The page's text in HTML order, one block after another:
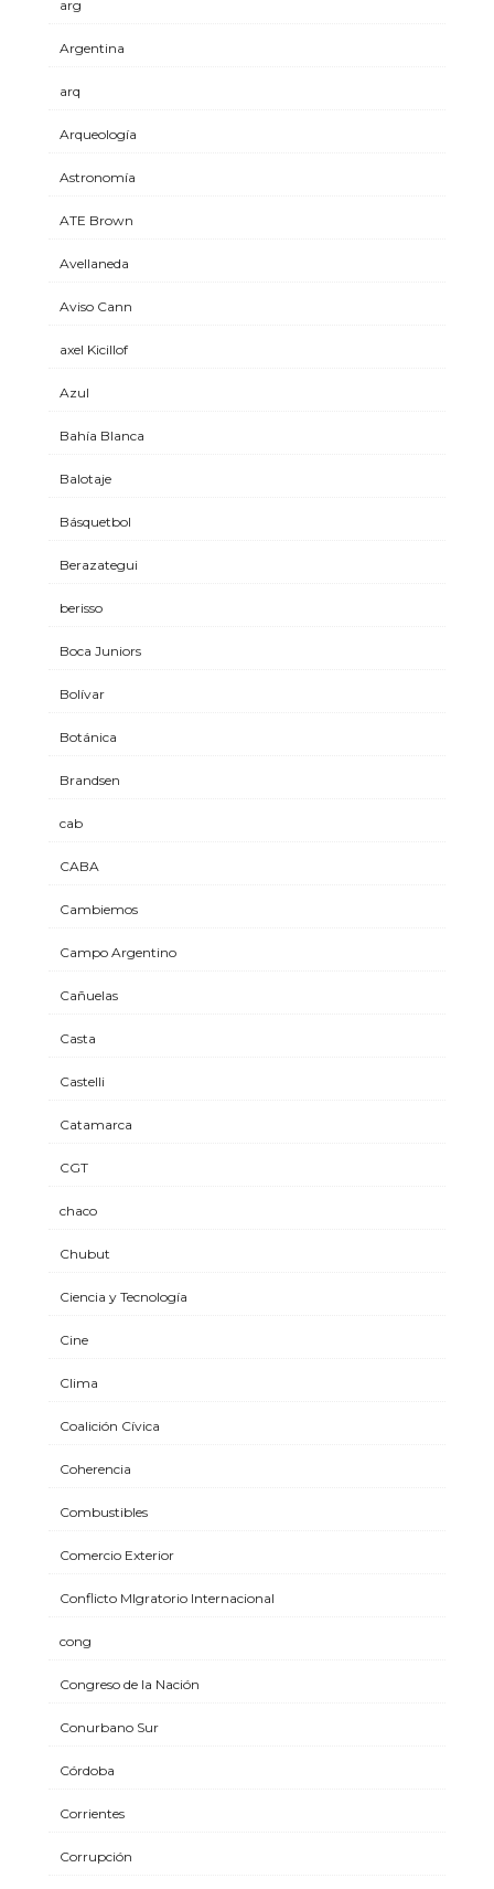
arg
Argentina
arq
Arqueología
Astronomía
ATE Brown
Avellaneda
Aviso Cann
axel Kicillof
Azul
Bahía Blanca
Balotaje
Básquetbol
Berazategui
berisso
Boca Juniors
Bolívar
Botánica
Brandsen
cab
CABA
Cambiemos
Campo Argentino
Cañuelas
Casta
Castelli
Catamarca
CGT
chaco
Chubut
Ciencia y Tecnología
Cine
Clima
Coalición Cívica
Coherencia
Combustibles
Comercio Exterior
Conflicto MIgratorio Internacional
cong
Congreso de la Nación
Conurbano Sur
Córdoba
Corrientes
Corrupción